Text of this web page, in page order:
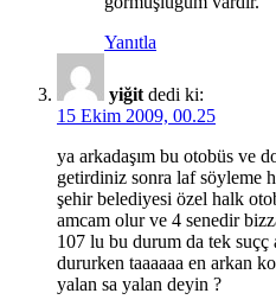
Yanıtla
yiğit dedi ki:
15 Ekim 2009, 00.25
ya arkadaşım bu otobüs ve
getirdiniz sonra laf söyleme
şehir belediyesi özel halk
amcam olur ve 4 senedir
107 lu bu durum da tek suçç
dururken taaaaaa en arkan
yalan sa yalan deyin ?